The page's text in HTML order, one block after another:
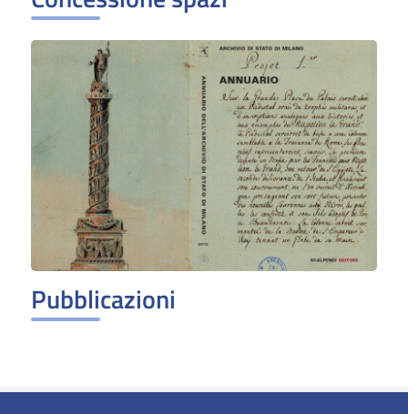
Pubblicazioni